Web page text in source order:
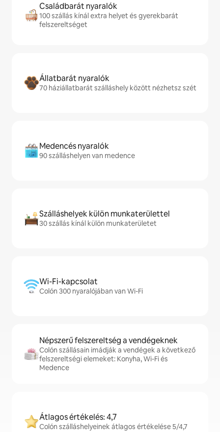
Családbarát nyaralók
100 szállás kínál extra helyet és gyerekbarát
felszereltséget
Állatbarát nyaralók
70 háziállatbarát szálláshely között nézhetsz szét
Medencés nyaralók
90 szálláshelyen van medence
Szálláshelyek külön munkaterülettel
30 szállás kínál külön munkaterületet
Wi-Fi-kapcsolat
Colón 300 nyaralójában van Wi-Fi
Népszerű felszereltség a vendégeknek
Colón szállásain imádják a vendégek a következő
felszereltségi elemeket: Konyha, Wi-Fi és
Medence
Átlagos értékelés: 4,7
Colón szálláshelyeinek átlagos értékelése 5/4,7